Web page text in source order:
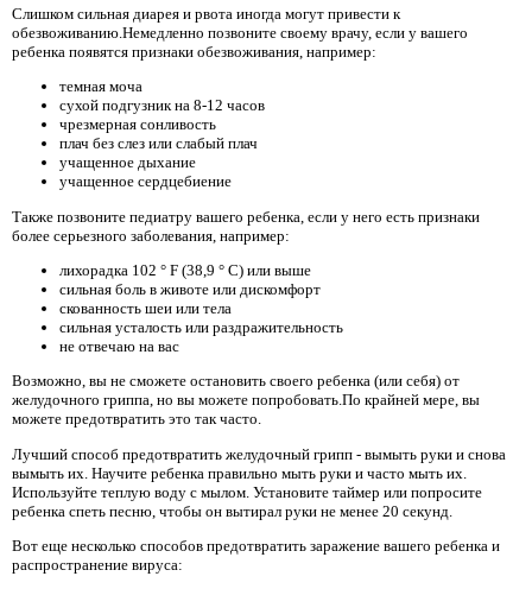
Слишком сильная диарея и рвота иногда могут привести к
обезвоживанию.Немедленно позвоните своему врачу, если у вашего
ребенка появятся признаки обезвоживания, например:
темная моча
сухой подгузник на 8-12 часов
чрезмерная сонливость
плач без слез или слабый плач
учащенное дыхание
учащенное сердцебиение
Также позвоните педиатру вашего ребенка, если у него есть признаки
более серьезного заболевания, например:
лихорадка 102 ° F (38,9 ° C) или выше
сильная боль в животе или дискомфорт
скованность шеи или тела
сильная усталость или раздражительность
не отвечаю на вас
Возможно, вы не сможете остановить своего ребенка (или себя) от
желудочного гриппа, но вы можете попробовать.По крайней мере, вы
можете предотвратить это так часто.
Лучший способ предотвратить желудочный грипп - вымыть руки и снова
вымыть их. Научите ребенка правильно мыть руки и часто мыть их.
Используйте теплую воду с мылом. Установите таймер или попросите
ребенка спеть песню, чтобы он вытирал руки не менее 20 секунд.
Вот еще несколько способов предотвратить заражение вашего ребенка и
распространение вируса: